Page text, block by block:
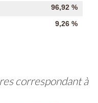
96,92 %
9,26 %